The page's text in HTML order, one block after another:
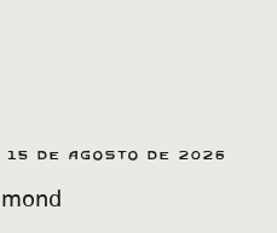
de agosto de 2026